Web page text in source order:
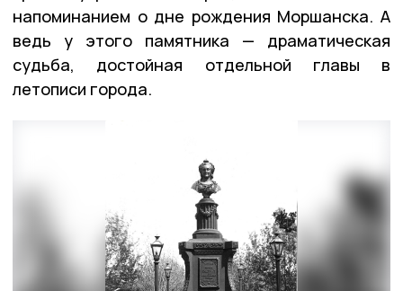
напоминанием о дне рождения Моршанска. А
ведь у этого памятника — драматическая
судьба, достойная отдельной главы в
летописи города.